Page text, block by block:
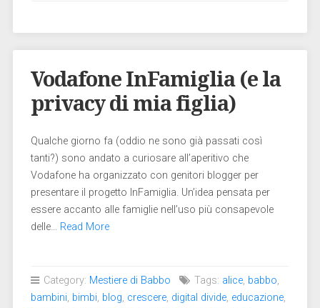
Vodafone InFamiglia (e la
privacy di mia figlia)
Qualche giorno fa (oddio ne sono già passati così
tanti?) sono andato a curiosare all’aperitivo che
Vodafone ha organizzato con genitori blogger per
presentare il progetto InFamiglia. Un’idea pensata per
essere accanto alle famiglie nell’uso più consapevole
delle… Read More
Category: Mestiere di Babbo Tags: alice, babbo,
bambini, bimbi, blog, crescere, digital divide, educazione,